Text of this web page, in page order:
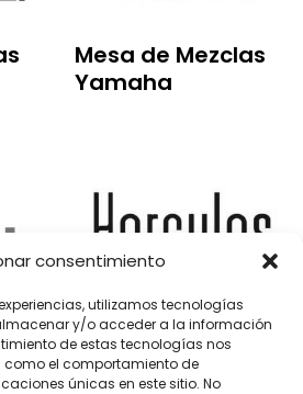
consentimiento
utilizamos tecnologías
y/o acceder a la información
de estas tecnologías nos
el comportamiento de
únicas en este sitio. No
Mesa de Mezclas
Yamaha
Mesa de Mezclas